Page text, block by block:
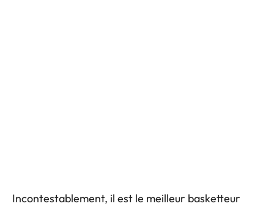
Incontestablement, il est le meilleur basketteur